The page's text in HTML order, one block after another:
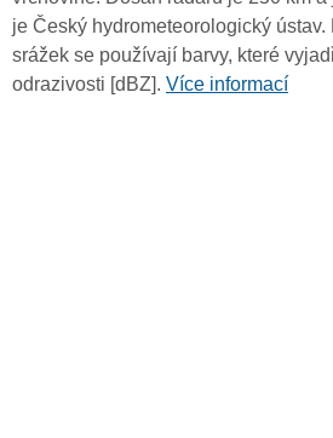
je Český hydrometeorologický
srážek se používají barvy, které
odrazivosti [dBZ]. Více informací